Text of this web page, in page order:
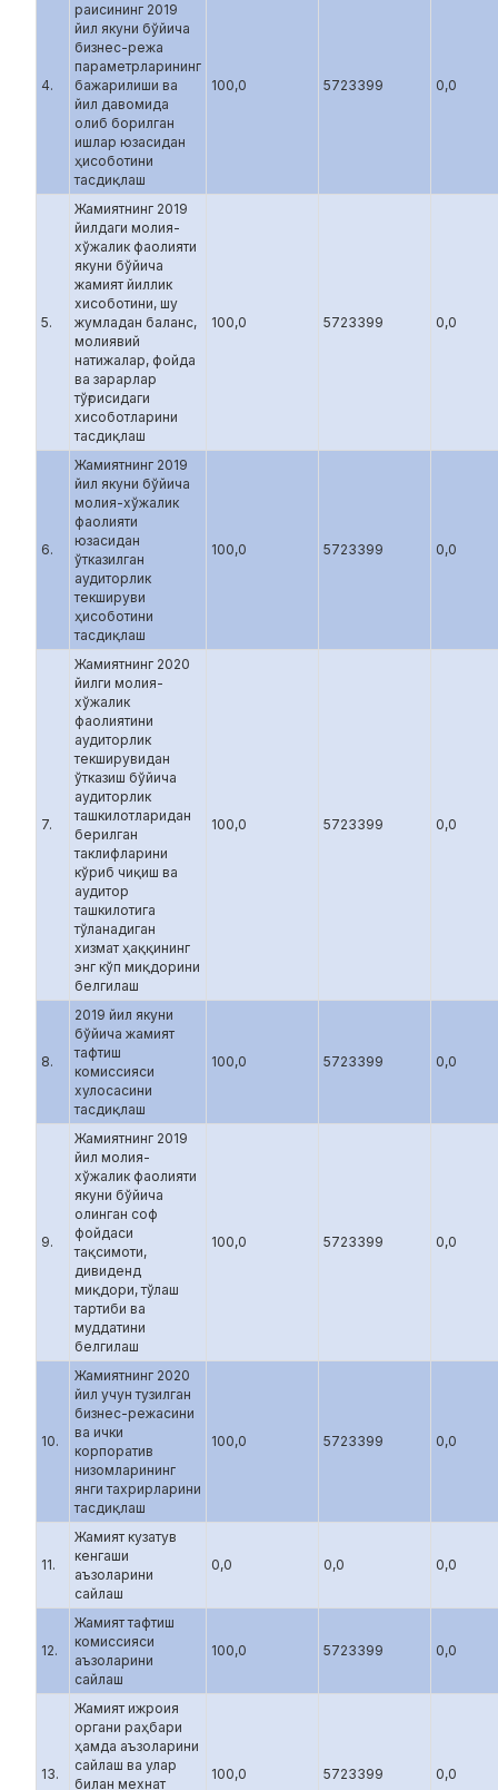
4.
раисининг 2019
йил якуни бўйича
бизнес-режа
параметрларининг
бажарилиши ва
йил давомида
олиб борилган
ишлар юзасидан
ҳисоботини
тасдиқлаш
100,0 5723399 0,0
5.
Жамиятнинг 2019
йилдаги молия-
хўжалик фаолияти
якуни бўйича
жамият йиллик
хисоботини, шу
жумладан баланс,
молиявий
натижалар, фойда
ва зарарлар
тўғрисидаги
хисоботларини
тасдиқлаш
100,0 5723399 0,0
6.
Жамиятнинг 2019
йил якуни бўйича
молия-хўжалик
фаолияти
юзасидан
ўтказилган
аудиторлик
текшируви
ҳисоботини
тасдиқлаш
100,0 5723399 0,0
7.
Жамиятнинг 2020
йилги молия-
хўжалик
фаолиятини
аудиторлик
текширувидан
ўтказиш бўйича
аудиторлик
ташкилотларидан
берилган
таклифларини
кўриб чиқиш ва
аудитор
ташкилотига
тўланадиган
хизмат ҳаққининг
энг кўп миқдорини
белгилаш
100,0 5723399 0,0
8.
2019 йил якуни
бўйича жамият
тафтиш
комиссияси
хулосасини
тасдиқлаш
100,0 5723399 0,0
9.
Жамиятнинг 2019
йил молия-
хўжалик фаолияти
якуни бўйича
олинган соф
фойдаси
тақсимоти,
дивиденд
миқдори, тўлаш
тартиби ва
муддатини
белгилаш
100,0 5723399 0,0
10.
Жамиятнинг 2020
йил учун тузилган
бизнес-режасини
ва ички
корпоратив
низомларининг
янги тахрирларини
тасдиқлаш
100,0 5723399 0,0
11.
Жамият кузатув
кенгаши
аъзоларини
сайлаш
0,0 0,0 0,0
12.
Жамият тафтиш
комиссияси
аъзоларини
сайлаш
100,0 5723399 0,0
13.
Жамият ижроия
органи раҳбари
ҳамда аъзоларини
сайлаш ва улар
билан мехнат
100,0 5723399 0,0